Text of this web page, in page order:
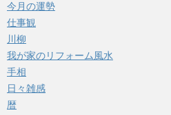
今月の運勢
仕事観
川柳
我が家のリフォーム風水
手相
日々雑感
暦